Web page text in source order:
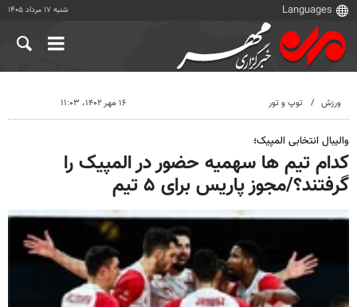
شنبه ۱۷ مرداد ۱۴۰۵
ورزش توپ و تور ۱۶ مهر ۱۴۰۲، ۱۱:۰۳
والیبال انتخابی المپیک؛
کدام تیم ها سهمیه حضور در المپیک را
گرفتند؟/مجوز پاریس برای ۵ تیم